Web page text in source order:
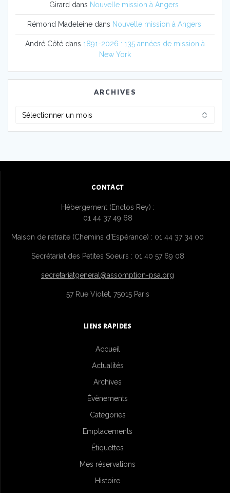
Girard dans Nouvelle mission à Angers
Rémond Madeleinedans Nouvelle mission à Angers
André Côté dans 1891-2026 : 135 années de mission à
New York
ARCHIVES
CONTACT
Hébergement (Enclos Rey) :
01 44 37 49 68
Maison de retraite (Chemins d’Espérance) : 01 44 37 34 00
Secrétariat des Petites Soeurs : 01 40 57 69 08
secretariatgeneral@assomption-psa.org
57 Rue Violet, 75015 Paris
LIENS RAPIDES
Accueil
Actualités
Archives
Évènements
Catégories
Emplacements
Étiquettes
Mes réservations
Histoire